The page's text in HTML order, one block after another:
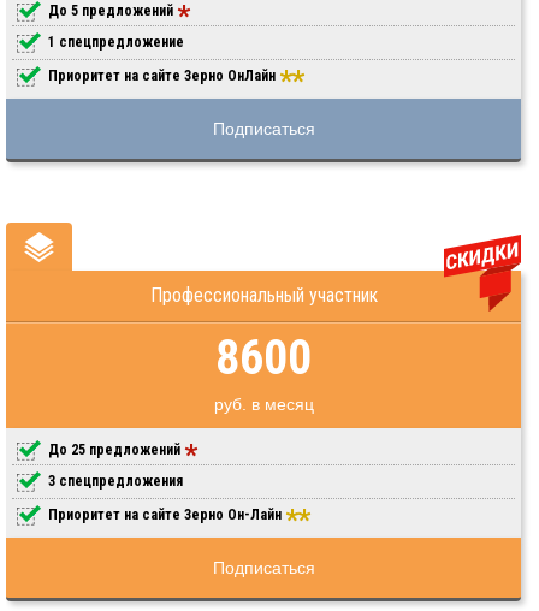
До 5 предложений
1 спецпредложение
Приоритет на сайте Зерно ОнЛайн
Подписаться
Профессиональный участник
8600
руб. в месяц
До 25 предложений
3 спецпредложения
Приоритет на сайте Зерно Он-Лайн
Подписаться